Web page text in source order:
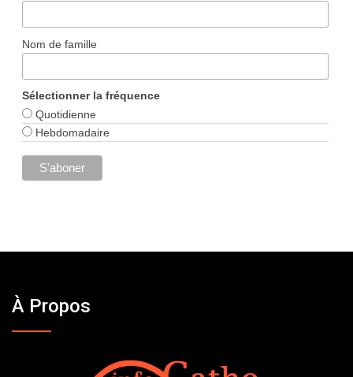
Nom de famille
Sélectionner la fréquence
Quotidienne
Hebdomadaire
À Propos